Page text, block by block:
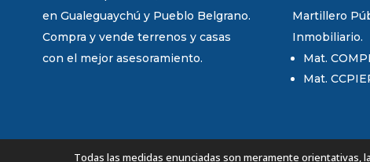
en Gualeguaychú y Pueblo Belgrano.
Compra y vende terrenos y casas
con el mejor asesoramiento.
Martillero
Inmobiliario.
Mat.
Mat.
Todas las medidas enunciadas son meramente